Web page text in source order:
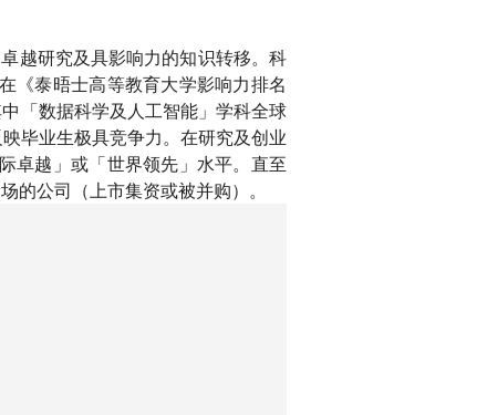
越研究及具影响力的知识转移。科
《泰晤士高等教育大学影响力排名
「数据科学及人工智能」学科全球
毕业生极具竞争力。在研究及创业
卓越」或「世界领先」水平。直至
公司（上市集资或被并购）。